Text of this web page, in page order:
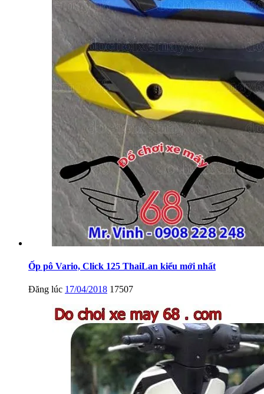
Ốp pô Vario, Click 125 ThaiLan kiểu mới nhất
Đăng lúc 17/04/2018 17507